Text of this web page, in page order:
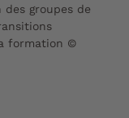
des groupes de
formation ©